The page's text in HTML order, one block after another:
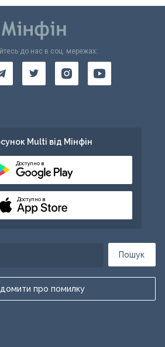
Пошук
про помилку
до нас в соц. мережах:
Multi від Мінфін
Доступно в
Доступно в